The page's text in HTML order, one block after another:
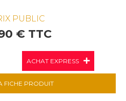
PUBLIC
€ TTC
ACHAT EXPRESS
FICHE PRODUIT